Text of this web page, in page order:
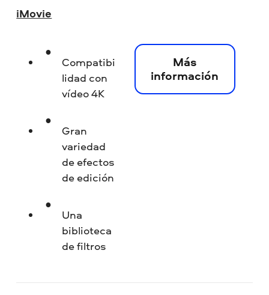
iMovie
Compatibi
lidad con
vídeo 4K
Gran
variedad
de efectos
de edición
Una
biblioteca
de filtros
Más
información